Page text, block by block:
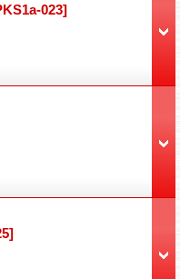
023]